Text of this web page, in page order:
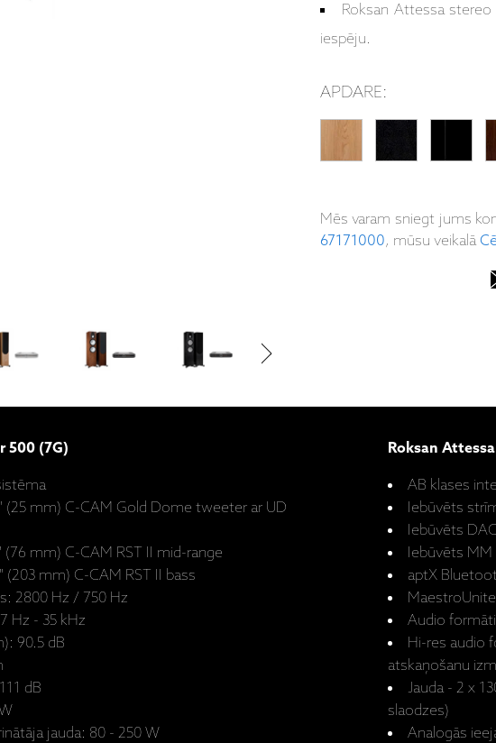
Roksan Attessa
iespēju.
APDARE:
Mēs varam sniegt jums
67171000, mūsu veikalā
500 (7G)
(25 mm) C-CAM Gold Dome tweeter ar UD
(76 mm) C-CAM RST II mid-range
(203 mm) C-CAM RST II bass
2800 Hz / 750 Hz
Hz - 35 kHz
90.5 dB
dB
jauda: 80 - 250 W
Roksan
AB klases
Iebūvēts
Iebūvēts
Iebūvēts
aptX
Audio
Hi-res audio
atskaņošanu
Jauda - 2 x
slaodzes)
Analogās